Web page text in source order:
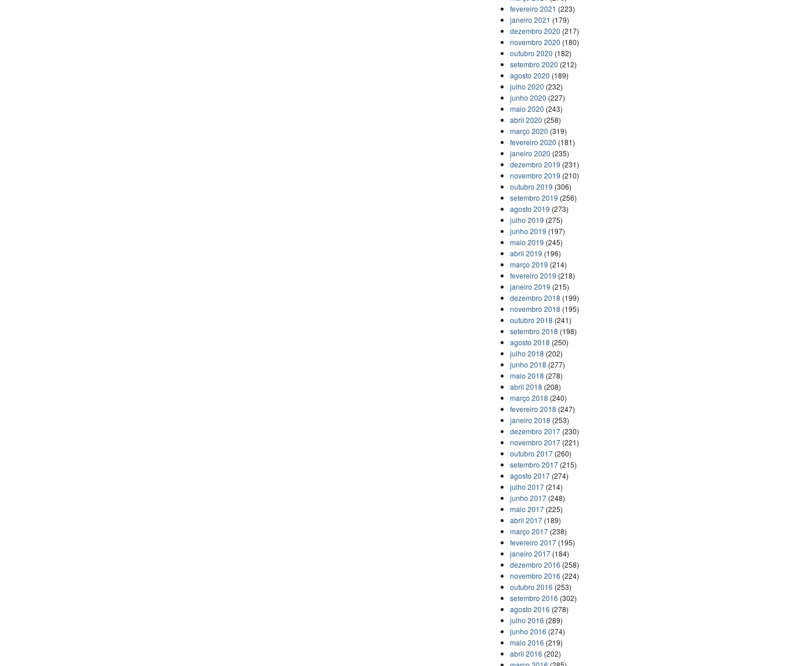
fevereiro 2021 (223)
janeiro 2021 (179)
dezembro 2020 (217)
novembro 2020 (180)
outubro 2020 (182)
setembro 2020 (212)
agosto 2020 (189)
julho 2020 (232)
junho 2020 (227)
maio 2020 (243)
abril 2020 (258)
março 2020 (319)
fevereiro 2020 (181)
janeiro 2020 (235)
dezembro 2019 (231)
novembro 2019 (210)
outubro 2019 (306)
setembro 2019 (256)
agosto 2019 (273)
julho 2019 (275)
junho 2019 (197)
maio 2019 (245)
abril 2019 (196)
março 2019 (214)
fevereiro 2019 (218)
janeiro 2019 (215)
dezembro 2018 (199)
novembro 2018 (195)
outubro 2018 (241)
setembro 2018 (198)
agosto 2018 (250)
julho 2018 (202)
junho 2018 (277)
maio 2018 (278)
abril 2018 (208)
março 2018 (240)
fevereiro 2018 (247)
janeiro 2018 (253)
dezembro 2017 (230)
novembro 2017 (221)
outubro 2017 (260)
setembro 2017 (215)
agosto 2017 (274)
julho 2017 (214)
junho 2017 (248)
maio 2017 (225)
abril 2017 (189)
março 2017 (238)
fevereiro 2017 (195)
janeiro 2017 (184)
dezembro 2016 (258)
novembro 2016 (224)
outubro 2016 (253)
setembro 2016 (302)
agosto 2016 (278)
julho 2016 (289)
junho 2016 (274)
maio 2016 (219)
abril 2016 (202)